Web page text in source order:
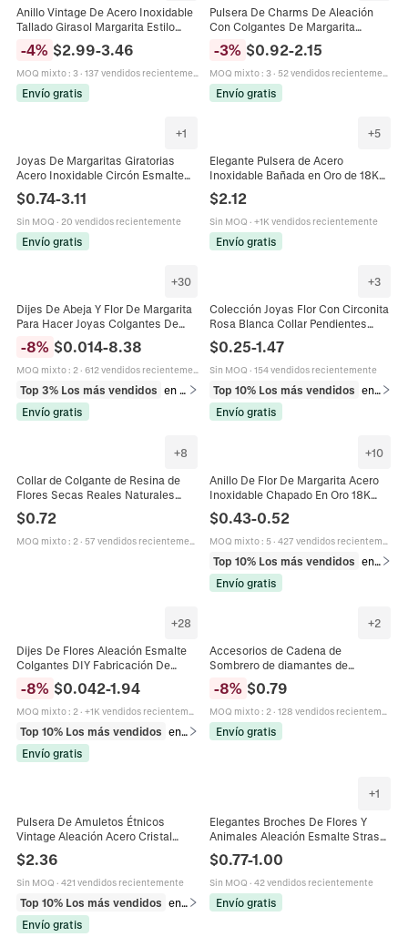
Anillo Vintage De Acero Inoxidable
Tallado Girasol Margarita Estilo
Mujeres
-4% $2.99-3.46
MOQ mixto: 3· 137 vendidos recientemente
Envío gratis
Pulsera De Charms De Aleación
Con Colgantes De Margarita
Cuentas Para Mujeres Niñas Estilo
Casual
-3% $0.92-2.15
MOQ mixto: 3· 52 vendidos recientemente
Envío gratis
+1
Joyas De Margaritas Giratorias
Acero Inoxidable Circón Esmalte
Collar Pendientes Anillo Pulsera
Mujeres Accesorio Floral
$0.74-3.11
Sin MOQ · 20 vendidos recientemente
Envío gratis
+5
Elegante Pulsera de Acero
Inoxidable Bañada en Oro de 18K
con Margaritas de Esmalte y
Corazones para Mujer Joyería
Ajustable
$2.12
Sin MOQ · +1K vendidos recientemente
Envío gratis
+30
Dijes De Abeja Y Flor De Margarita
Para Hacer Joyas Colgantes De
Aleación De Zinc Esmalte Para
Pendientes Pulseras DIY
-8% $0.014-8.38
MOQ mixto: 2· 612 vendidos recientemente
Top 3% Los más vendidos
en Dijes
Envío gratis
+3
Colección Joyas Flor Con Circonita
Rosa Blanca Collar Pendientes
Aleación Y Anillo Ajustable Para
Mujer Estilo Margarita Elegante
$0.25-1.47
Sin MOQ · 154 vendidos recientemente
Top 10% Los más vendidos
en Juegos de joyería
Envío gratis
+8
Collar de Colgante de Resina de
Flores Secas Reales Naturales
Pequeño Girasol Margarita
Espécimen Joyería para Mujer
Regalo
$0.72
MOQ mixto: 2· 57 vendidos recientemente
+10
Anillo De Flor De Margarita Acero
Inoxidable Chapado En Oro 18K
Recortado Girasol Joyería De Dedo
Fresco Elegante Para Mujeres
$0.43-0.52
MOQ mixto: 5· 427 vendidos recientemente
Top 10% Los más vendidos
en Anillos
Envío gratis
+28
Dijes De Flores Aleación Esmalte
Colgantes DIY Fabricación De
Joyas Floral Sakura Margarite Rosa
Forma Decoración
-8% $0.042-1.94
MOQ mixto: 2· +1K vendidos recientemente
Top 10% Los más vendidos
en Colgantes
Envío gratis
+2
Accesorios de Cadena de
Sombrero de diamantes de
Imitación de Flor de Margarita a la
Moda para Mujer Colgante de
Corazón de Esmalte Joyería
-8% $0.79
MOQ mixto: 2· 128 vendidos recientemente
Envío gratis
Pulsera De Amuletos Étnicos
Vintage Aleación Acero Cristal
Colgante Joyería Para Mujeres
$2.36
Sin MOQ · 421 vendidos recientemente
Top 10% Los más vendidos
en Pulseras
Envío gratis
+1
Elegantes Broches De Flores Y
Animales Aleación Esmalte Strass
Alfileres Joyería Creativa Para
Mujer
$0.77-1.00
Sin MOQ · 42 vendidos recientemente
Envío gratis